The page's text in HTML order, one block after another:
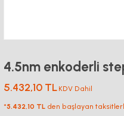
4.5nm enkoderli
5.432,10 TL KDV Dahil
*5.432,10 TL den başlayan